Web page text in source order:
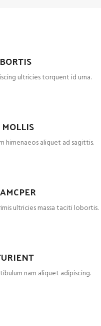
ultricies torquent id urna.
himenaeos aliquet ad sagittis.
ultricies massa taciti lobortis.
nam aliquet adipiscing.